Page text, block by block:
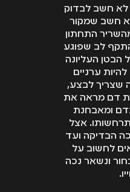
לא חשב לבדוק
חשב שמקור
התחתון
לב שפוגע
הבטן העליונה
ערניים
שצריך לבצע,
דם מראה את
ומאבחנת
אצל
הבדיקה ועד
לחשוב על
ונשאר נכה